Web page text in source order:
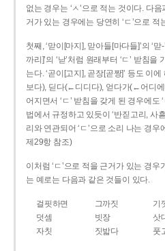
없는 경우는 ‘ㅅ’으로 적는 것이다. 다
거가 있는 경우에는 당연히 ‘ㄷ’으로 적
첫째, ‘맏이[마지], 맏아들[마다들]’의 ‘맏-
까리]’의 ‘낟’처럼 원래부터 ‘ㄷ’ 받침을
는다. ‘곧이[고지], 곧장[곧짱]’ 등도 이
보다), 딛다(←디디다), 얻다가(←어디에
어지면서 ‘ㄷ’ 받침을 갖게 된 경우에도
법에서 규정하고 있듯이 ‘반짇고리, 사
리와 연관되어 ‘ㄷ’으로 소리 나는 경우
제29항 참조)
이처럼 ‘ㄷ’으로 적을 근거가 있는 경우
는 예로는 다음과 같은 것들이 있다.
걸핏하면 그까짓 기
덧셈
빗장 삿
자칫
짓밟다 풋